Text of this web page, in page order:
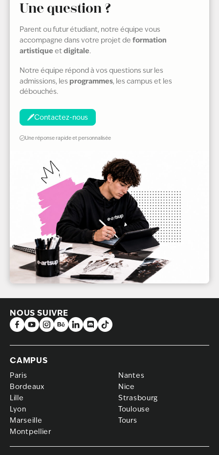
Une question ?
Parent ou futur étudiant, notre équipe vous
accompagne dans votre projet de formation
artistique etdigitale.
Notre équipe répond à vos questions sur les
admissions, les programmes, les campus et les
débouchés.
Contactez-nous
Une réponse rapide et personnalisée
NOUS SUIVRE
CAMPUS
Paris
Bordeaux
Lille
Lyon
Marseille
Montpellier
Nantes
Nice
Strasbourg
Toulouse
Tours